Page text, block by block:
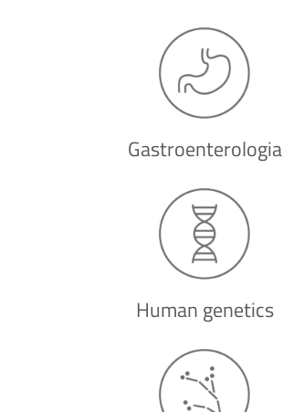
Gastroenterologia
Human genetics